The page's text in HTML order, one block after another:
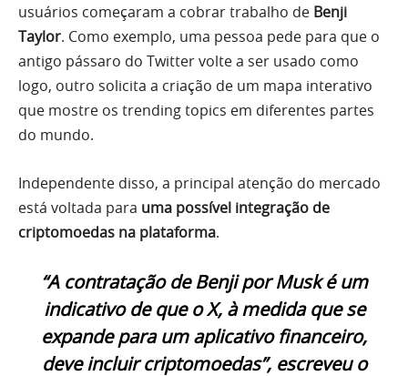
usuários começaram a cobrar trabalho de Benji
Taylor. Como exemplo, uma pessoa pede para que o
antigo pássaro do Twitter volte a ser usado como
logo, outro solicita a criação de um mapa interativo
que mostre os trending topics em diferentes partes
do mundo.
Independente disso, a principal atenção do mercado
está voltada para uma possível integração de
criptomoedas na plataforma.
“A contratação de Benji por Musk é um
indicativo de que o X, à medida que se
expande para um aplicativo financeiro,
deve incluir criptomoedas”, escreveu o